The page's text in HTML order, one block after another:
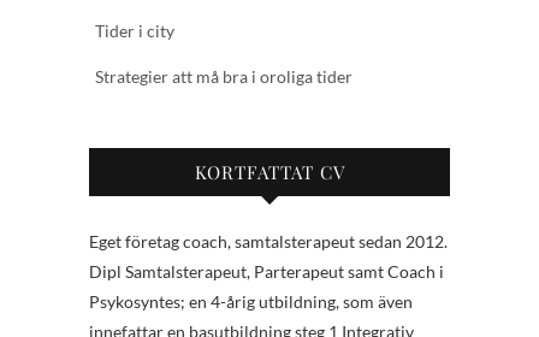
Tider i city
Strategier att må bra i oroliga tider
KORTFATTAT CV
Eget företag coach, samtalsterapeut sedan 2012.
Dipl Samtalsterapeut, Parterapeut samt Coach i
Psykosyntes; en 4-årig utbildning, som även
innefattar en basutbildning steg 1 Integrativ